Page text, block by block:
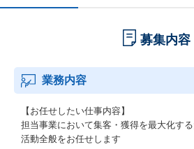
募集内容
業務内容
【お任せしたい仕事内容】
担当事業において集客・獲得を最大化す
活動全般をお任せします